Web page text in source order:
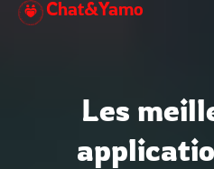
Aller
Chat&Yamo
Les